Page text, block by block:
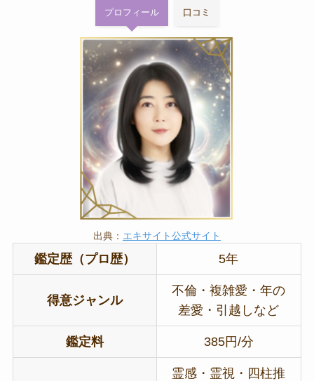
プロフィール 口コミ
出典： エキサイト公式サイト
鑑定歴（プロ歴） 5年
得意ジャンル
不倫・複雑愛・年の
差愛・引越しなど
鑑定料 385円/分
霊感・霊視・四柱推